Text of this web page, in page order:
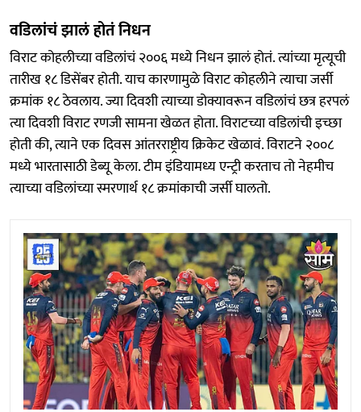
वडिलांचं झालं होतं निधन
विराट कोहलीच्या वडिलांचं २००६ मध्ये निधन झालं होतं. त्यांच्या मृत्यूची
तारीख १८ डिसेंबर होती. याच कारणामुळे विराट कोहलीने त्याचा जर्सी
क्रमांक १८ ठेवलाय. ज्या दिवशी त्याच्या डोक्यावरून वडिलांचं छत्र हरपलं
त्या दिवशी विराट रणजी सामना खेळत होता. विराटच्या वडिलांची इच्छा
होती की, त्याने एक दिवस आंतरराष्ट्रीय क्रिकेट खेळावं. विराटने २००८
मध्ये भारतासाठी डेब्यू केला. टीम इंडियामध्य एन्ट्री करताच तो नेहमीच
त्याच्या वडिलांच्या स्मरणार्थ १८ क्रमांकाची जर्सी घालतो.